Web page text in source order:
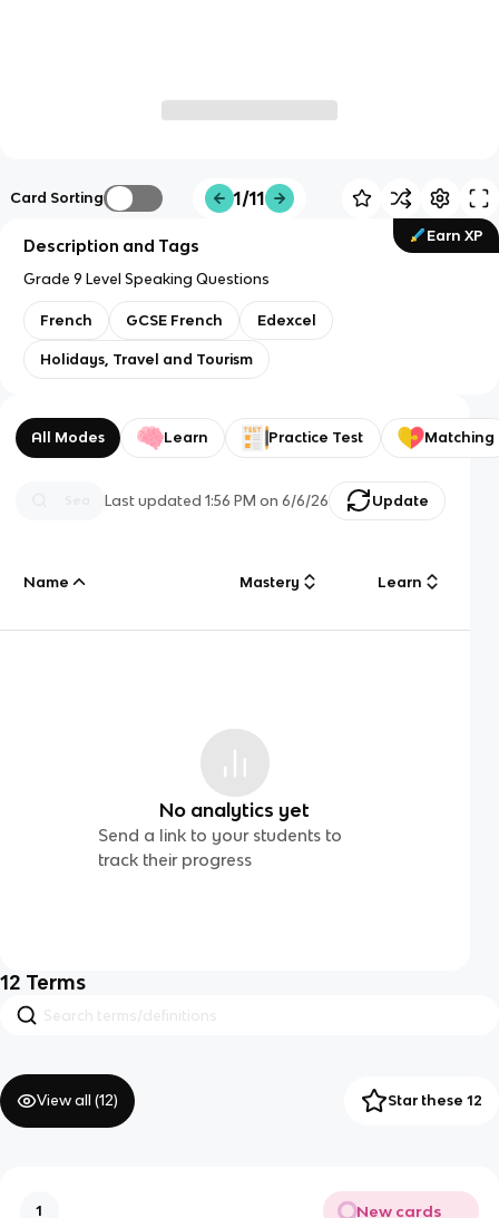
Card Sorting 1/11
Earn XP
Description and Tags
Grade 9 Level Speaking Questions
French GCSE French Edexcel
Holidays, Travel and Tourism
All Modes Learn Practice Test Matching
Last updated1:56 PM on 6/6/26 Update
Name Mastery Learn
No analytics yet
Send a link to your students to
track their progress
12 Terms
View all (12) Star these 12
1 New cards